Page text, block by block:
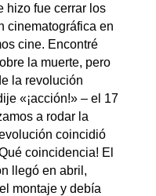
hizo fue cerrar los
cinematográfica en
cine. Encontré
la muerte, pero
la revolución
«¡acción!» – el 17
a rodar la
coincidió
coincidencia! El
llegó en abril,
montaje y debía